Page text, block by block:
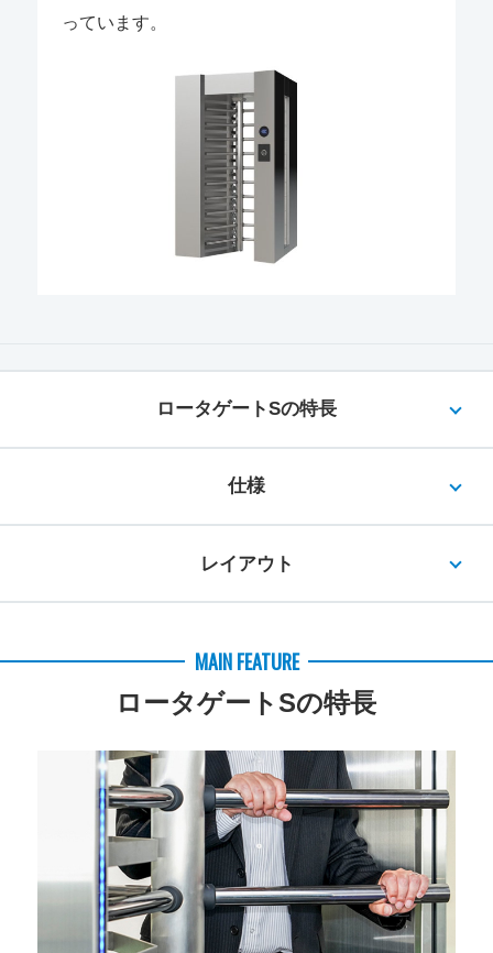
っています。
ロータゲートSの特長
仕様
レイアウト
MAIN FEATURE
ロータゲートSの特長